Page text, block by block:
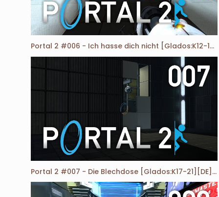
Portal 2 #006 - Ich hasse dich nicht [Glados:K12-16][DE][HD]
Portal 2 #007 - Die Blechdose [Glados:K17-21][DE][HD]